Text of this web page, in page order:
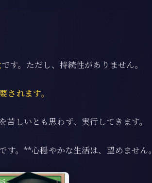
です。ただし、持続性がありません。
されます。
しいとも思わず、実行してきます。
。**心穏やかな生活は、望めません。